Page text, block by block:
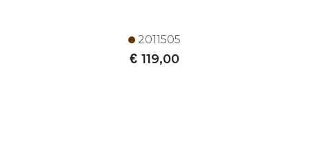
2011505
€ 119,00